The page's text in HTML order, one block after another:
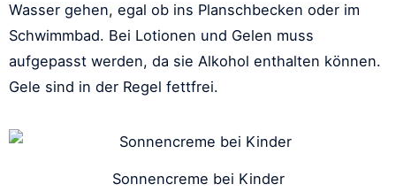
Wasser gehen, egal ob ins Planschbecken oder im
Schwimmbad. Bei Lotionen und Gelen muss
aufgepasst werden, da sie Alkohol enthalten können.
Gele sind in der Regel fettfrei.
Sonnencreme bei Kinder